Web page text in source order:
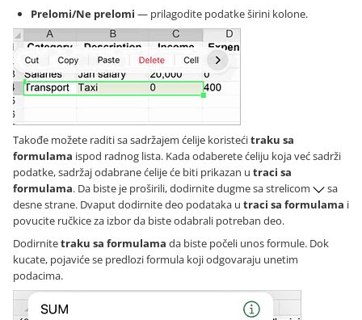
Prelomi/Ne prelomi — prilagodite podatke širini kolone.
Takođe možete raditi sa sadržajem ćelije koristećitraku sa
formulama ispod radnog lista. Kada odaberete ćeliju koja već sadrži
podatke, sadržaj odabrane ćelije će biti prikazan u traci sa
formulama. Da biste je proširili, dodirnite dugme sa strelicom
sa
desne strane. Dvaput dodirnite deo podataka u traci sa formulama i
povucite ručkice za izbor da biste odabrali potreban deo.
Dodirnitetraku sa formulama da biste počeli unos formule. Dok
kucate, pojaviće se predlozi formula koji odgovaraju unetim
podacima.